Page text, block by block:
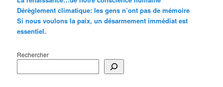
Dérèglement climatique: les gens n’ont pas de mémoire
Si nous voulons la paix, un désarmement immédiat est
essentiel.
Rechercher